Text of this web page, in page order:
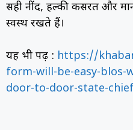
सही नींद, हल्की कसरत और
स्वस्थ रखते हैं।
यह भी पढ़ें : https://
form-will-be-easy-blos-
door-to-door-state-